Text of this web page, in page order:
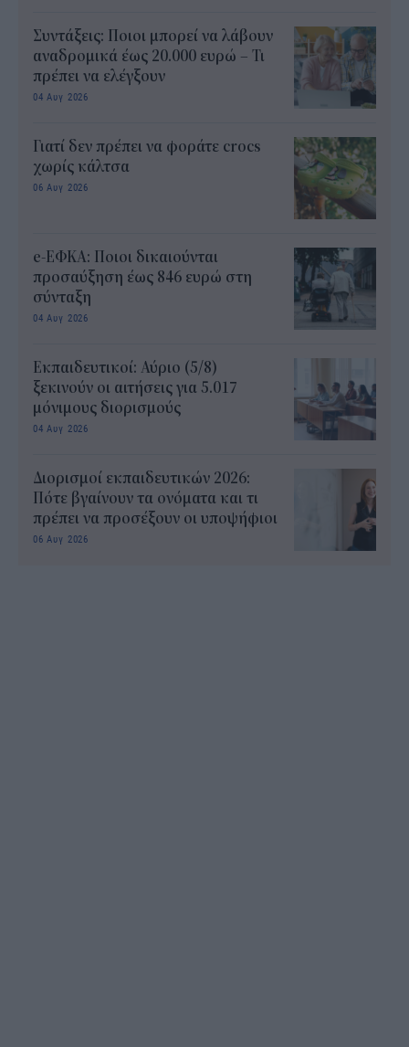
Συντάξεις: Ποιοι μπορεί να λάβουν
αναδρομικά έως 20.000 ευρώ – Τι
πρέπει να ελέγξουν
04 Αυγ 2026
Γιατί δεν πρέπει να φοράτε crocs
χωρίς κάλτσα
06 Αυγ 2026
e-ΕΦΚΑ: Ποιοι δικαιούνται
προσαύξηση έως 846 ευρώ στη
σύνταξη
04 Αυγ 2026
Εκπαιδευτικοί: Αύριο (5/8)
ξεκινούν οι αιτήσεις για 5.017
μόνιμους διορισμούς
04 Αυγ 2026
Διορισμοί εκπαιδευτικών 2026:
Πότε βγαίνουν τα ονόματα και τι
πρέπει να προσέξουν οι υποψήφιοι
06 Αυγ 2026